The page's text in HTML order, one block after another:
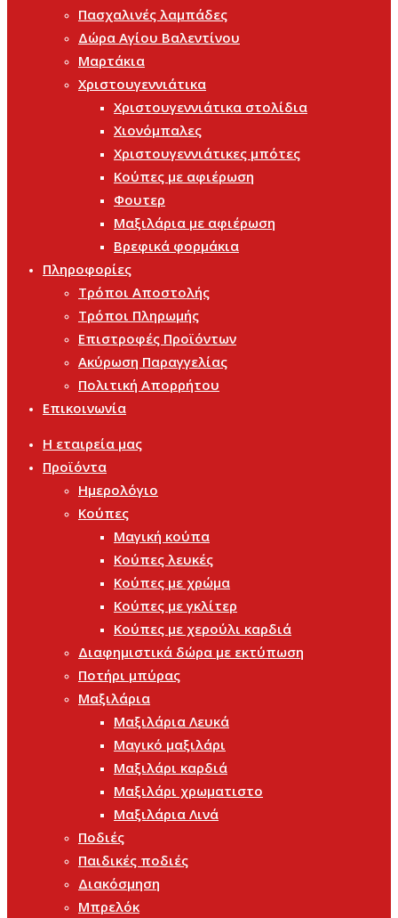
Πασχαλινές λαμπάδες
Δώρα Αγίου Βαλεντίνου
Μαρτάκια
Χριστουγεννιάτικα
Χριστουγεννιάτικα στολίδια
Χιονόμπαλες
Χριστουγεννιάτικες μπότες
Κούπες με αφιέρωση
Φουτερ
Μαξιλάρια με αφιέρωση
Βρεφικά φορμάκια
Πληροφορίες
Τρόποι Αποστολής
Τρόποι Πληρωμής
Επιστροφές Προϊόντων
Ακύρωση Παραγγελίας
Πολιτική Απορρήτου
Επικοινωνία
Η εταιρεία μας
Προϊόντα
Ημερολόγιο
Κούπες
Μαγική κούπα
Κούπες λευκές
Κούπες με χρώμα
Κούπες με γκλίτερ
Κούπες με χερούλι καρδιά
Διαφημιστικά δώρα με εκτύπωση
Ποτήρι μπύρας
Μαξιλάρια
Μαξιλάρια Λευκά
Μαγικό μαξιλάρι
Μαξιλάρι καρδιά
Μαξιλάρι χρωματιστο
Μαξιλάρια Λινά
Ποδιές
Παιδικές ποδιές
Διακόσμηση
Μπρελόκ